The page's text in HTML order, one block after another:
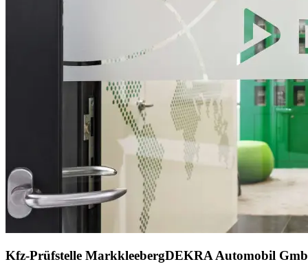
Kfz-Prüfstelle MarkkleebergDEKRA Automobil